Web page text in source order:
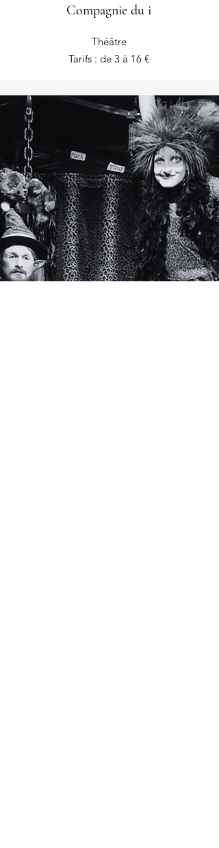
Compagnie du i
Théâtre
Tarifs : de 3 à 16 €